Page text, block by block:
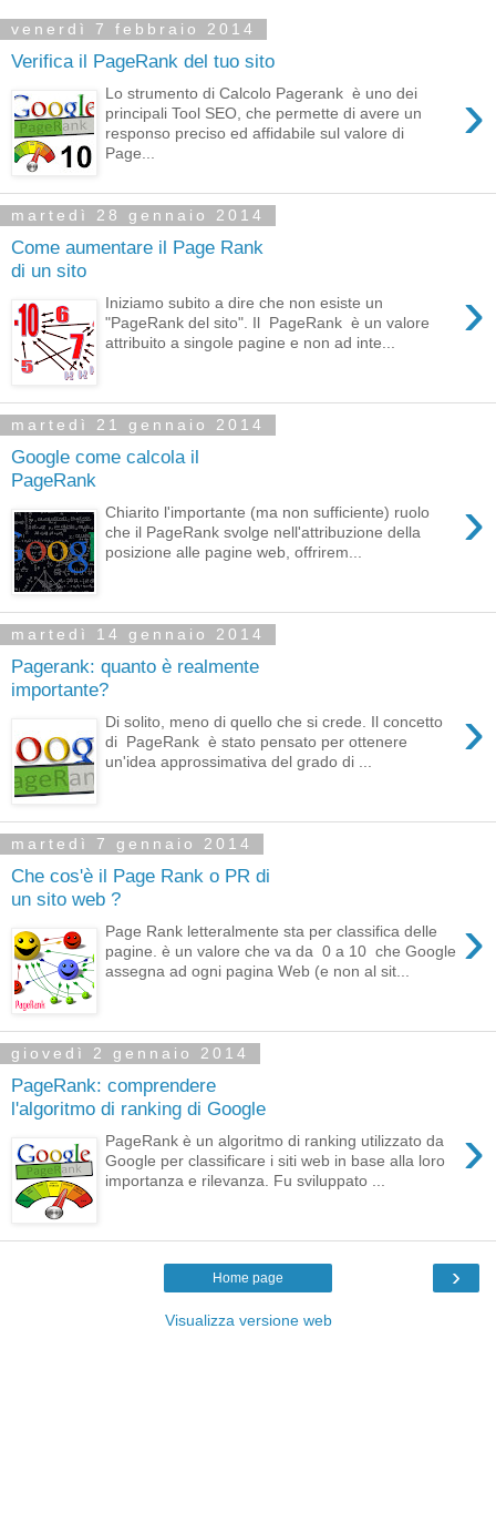
venerdì 7 febbraio 2014
Verifica il PageRank del tuo sito
›
Lo strumento di Calcolo Pagerank è uno dei
principali Tool SEO, che permette di avere un
responso preciso ed affidabile sul valore di
Page...
martedì 28 gennaio 2014
Come aumentare il Page Rank
di un sito
›
Iniziamo subito a dire che non esiste un
"PageRank del sito". Il PageRank è un valore
attribuito a singole pagine e non ad inte...
martedì 21 gennaio 2014
Google come calcola il
PageRank
›
Chiarito l'importante (ma non sufficiente) ruolo
che il PageRank svolge nell'attribuzione della
posizione alle pagine web, offrirem...
martedì 14 gennaio 2014
Pagerank: quanto è realmente
importante?
›
Di solito, meno di quello che si crede. Il concetto
di PageRank è stato pensato per ottenere
un'idea approssimativa del grado di ...
martedì 7 gennaio 2014
Che cos'è il Page Rank o PR di
un sito web ?
›
Page Rank letteralmente sta per classifica delle
pagine. è un valore che va da 0 a 10 che Google
assegna ad ogni pagina Web (e non al sit...
giovedì 2 gennaio 2014
PageRank: comprendere
l'algoritmo di ranking di Google
›
PageRank è un algoritmo di ranking utilizzato da
Google per classificare i siti web in base alla loro
importanza e rilevanza. Fu sviluppato ...
›
Home page
Visualizza versione web